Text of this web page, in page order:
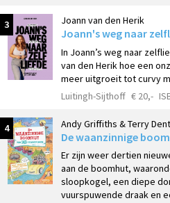
3 Joann van den Herik
Joann's weg naar
In Joann’s weg naar
van den Herik hoe een
meer uitgroeit tot curvy
Luitingh-Sijthoff € 20,-
4 Andy Griffiths & Terry
De waanzinnige
Er zijn weer dertien
aan de boomhut,
sloopkogel, een diepe
vuurspuwende draak en